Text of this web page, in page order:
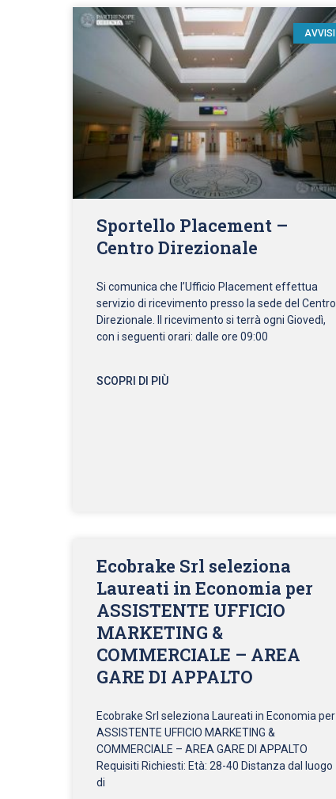
AVVISI
Sportello Placement –
Centro Direzionale
Si comunica che l’Ufficio Placement effettua
servizio di ricevimento presso la sede del Centro
Direzionale. Il ricevimento si terrà ogni Giovedì,
con i seguenti orari: dalle ore 09:00
SCOPRI DI PIÙ
Ecobrake Srl seleziona
Laureati in Economia per
ASSISTENTE UFFICIO
MARKETING &
COMMERCIALE – AREA
GARE DI APPALTO
Ecobrake Srl seleziona Laureati in Economia per
ASSISTENTE UFFICIO MARKETING &
COMMERCIALE – AREA GARE DI APPALTO
Requisiti Richiesti: Età: 28-40 Distanza dal luogo
di